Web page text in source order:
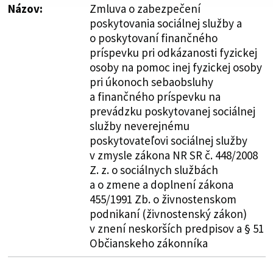
Názov:
Zmluva o zabezpečení
poskytovania sociálnej služby a
o poskytovaní finančného
príspevku pri odkázanosti fyzickej
osoby na pomoc inej fyzickej osoby
pri úkonoch sebaobsluhy
a finančného príspevku na
prevádzku poskytovanej sociálnej
služby neverejnému
poskytovateľovi sociálnej služby
v zmysle zákona NR SR č. 448/2008
Z. z. o sociálnych službách
a o zmene a doplnení zákona
455/1991 Zb. o živnostenskom
podnikaní (živnostenský zákon)
v znení neskorších predpisov a § 51
Občianskeho zákonníka